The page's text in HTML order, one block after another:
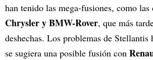
han tenido las mega-fusiones, como las
Chrysler y BMW-Rover, que más
deshechas. Los problemas de Stellantis
se sugiera una posible fusión con